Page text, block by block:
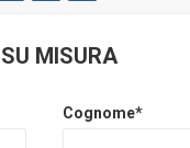
MISURA
Cognome*